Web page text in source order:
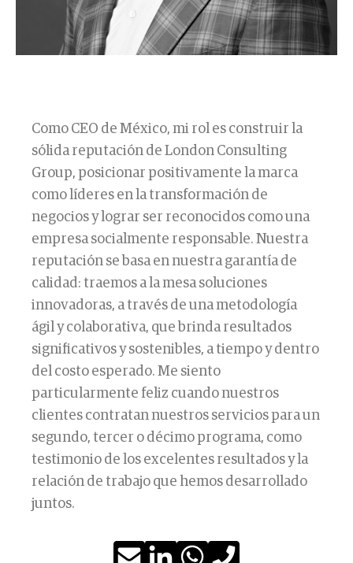
Como CEO de México, mi rol es construir la
sólida reputación de London Consulting
Group, posicionar positivamente la marca
como líderes en la transformación de
negocios y lograr ser reconocidos como una
empresa socialmente responsable. Nuestra
reputación se basa en nuestra garantía de
calidad: traemos a la mesa soluciones
innovadoras, a través de una metodología
ágil y colaborativa, que brinda resultados
significativos y sostenibles, a tiempo y dentro
del costo esperado. Me siento
particularmente feliz cuando nuestros
clientes contratan nuestros servicios para un
segundo, tercer o décimo programa, como
testimonio de los excelentes resultados y la
relación de trabajo que hemos desarrollado
juntos.